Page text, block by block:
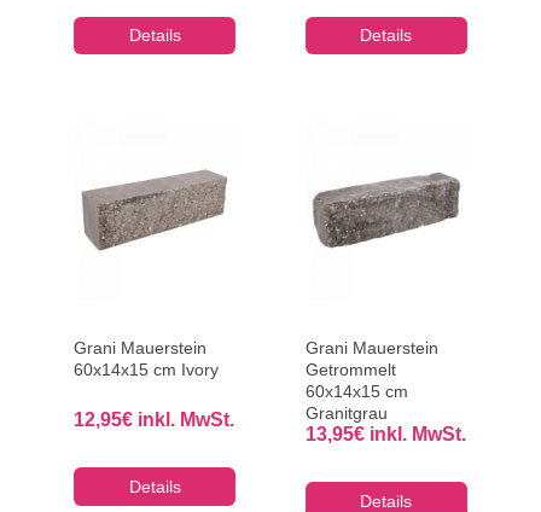
Details Details
Grani Mauerstein
60x14x15 cm Ivory
12,95€ inkl. MwSt.
Details
Grani Mauerstein
Getrommelt
60x14x15 cm
Granitgrau
13,95€ inkl. MwSt.
Details